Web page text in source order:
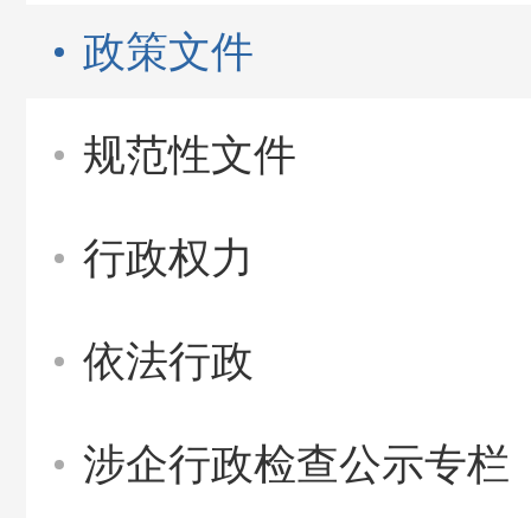
政策文件
规范性文件
行政权力
依法行政
涉企行政检查公示专栏